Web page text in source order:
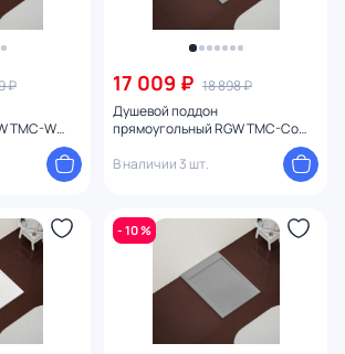
₽
TMC-W
17 009 ₽ 18 898 ₽
Душевой поддон
прямоугольный RGW TMC-Co
В наличии 3 шт.
- 10 %